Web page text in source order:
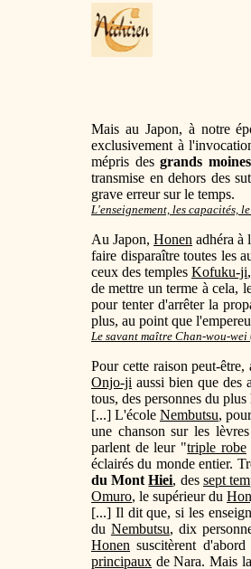
Mais au Japon, à notre
exclusivement à
mépris desgrands
transmise en dehors des
grave erreur sur le temps.
L'enseignement, les capacités,
Au Japon, Honen adhéra à
faire disparaître toutes les
ceux des temples Kofuku-ji,
de mettre un terme à cela,
pour tenter d'arrêter la
plus, au point que
Le savant maître Chan-wou-wei
Pour cette raison peut-
Onjo-ji aussi bien que des
tous, des personnes du
[...] L'école Nembutsu,
une chanson sur les
parlent de leur "triple robe
éclairés du monde entier.
du MontHiei, des sept
Omuro, le supérieur du
[...] Il dit que, si les
du Nembutsu, dix
Honen suscitèrent
principaux de Nara. Mais